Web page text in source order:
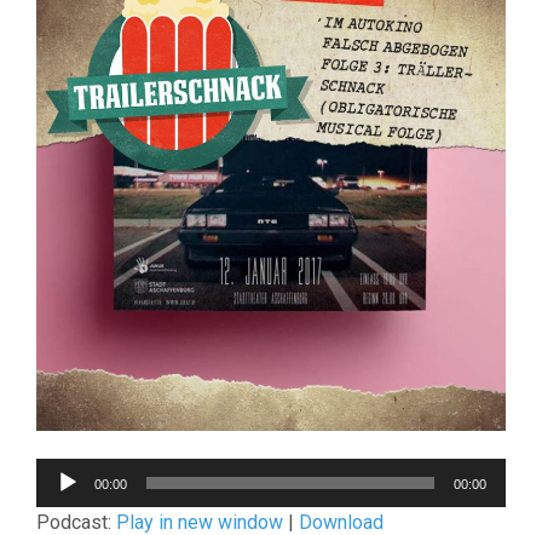
Audio-
Player
00:00 00:00
Podcast: Play in new window | Download